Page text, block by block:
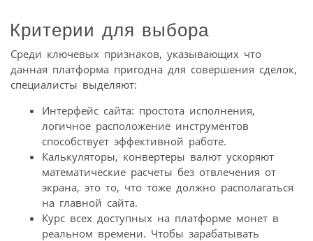
Критерии для выбора
Среди ключевых признаков, указывающих что
данная платформа пригодна для совершения сделок,
специалисты выделяют:
Интерфейс сайта: простота исполнения,
логичное расположение инструментов
способствует эффективной работе.
Калькуляторы, конвертеры валют ускоряют
математические расчеты без отвлечения от
экрана, это то, что тоже должно располагаться
на главной сайта.
Курс всех доступных на платформе монет в
реальном времени. Чтобы зарабатывать